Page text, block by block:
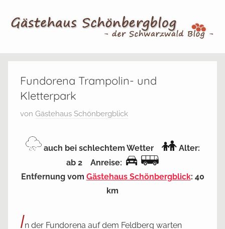
Inhalt
Schönbergblog
BlogFundorena Trampolin- und
Kletterpark
V
f
t
von Gästehaus Schönbergblick
auch bei schlechtem Wetter
Alter:
ab 2 Anreise:
Entfernung vom Gästehaus Schönbergblick: 40
km
In der Fundorena auf dem Feldberg warten